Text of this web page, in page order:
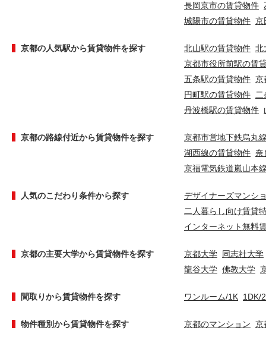
長岡京市の賃貸物件
城陽市の賃貸物件 京
京都の人気駅から賃貸物件を探す 北山駅の賃貸物件 北
京都市役所前駅の賃
五条駅の賃貸物件 京
円町駅の賃貸物件 二
丹波橋駅の賃貸物件
京都の路線付近から賃貸物件を探す
京都市営地下鉄烏丸
湖西線の賃貸物件 奈
京福電気鉄道嵐山本
人気のこだわり条件から探す
デザイナーズマンシ
二人暮らし向け賃貸
インターネット無料
京都の主要大学から賃貸物件を探す 京都大学 同志社大学
龍谷大学 佛教大学
間取りから賃貸物件を探す ワンルーム/1K 1DK/
物件種別から賃貸物件を探す 京都のマンション 京